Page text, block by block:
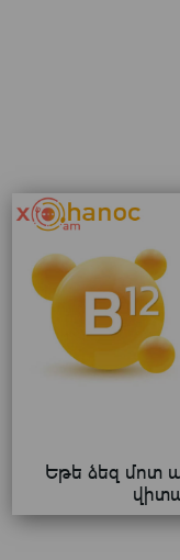
Եթե ձեզ մոտ